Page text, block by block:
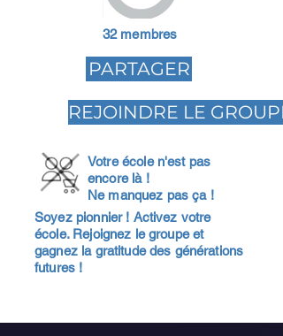
32 membres
PARTAGER
REJOINDRE LE GROUPE
Votre école n'est pas
encore là !
Ne manquez pas ça !
Soyez pionnier ! Activez votre
école. Rejoignez le groupe et
gagnez la gratitude des générations
futures !